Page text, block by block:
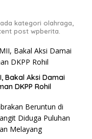
kategori olahraga,
post wpberita.
Bakal Aksi Damai
DKPP Rohil